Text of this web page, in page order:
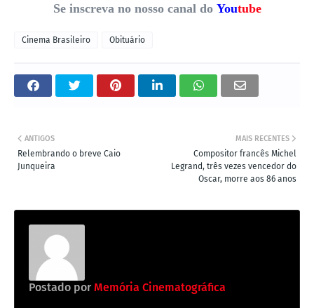
Se inscreva no nosso canal do Youtube
Cinema Brasileiro Obituário
MAIS RECENTES
Compositor francês Michel
Legrand, três vezes vencedor do
Oscar, morre aos 86 anos
ANTIGOS
Relembrando o breve Caio
Junqueira
Postado por Memória Cinematográfica